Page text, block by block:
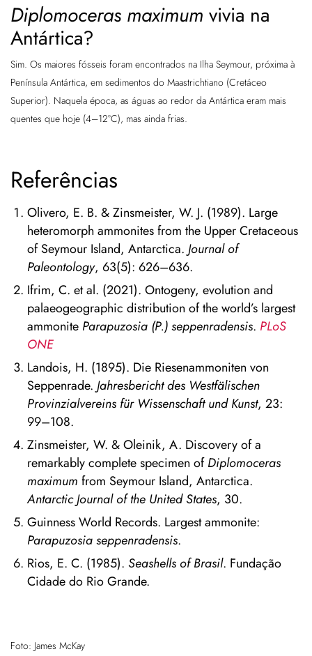
Diplomoceras maximum vivia na
Antártica?
Sim. Os maiores fósseis foram encontrados na Ilha Seymour, próxima à
Península Antártica, em sedimentos do Maastrichtiano (Cretáceo
Superior). Naquela época, as águas ao redor da Antártica eram mais
quentes que hoje (4–12°C), mas ainda frias.
Referências
Olivero, E. B. & Zinsmeister, W. J. (1989). Large
heteromorph ammonites from the Upper Cretaceous
of Seymour Island, Antarctica. Journal of
Paleontology, 63(5): 626–636.
Ifrim, C. et al. (2021). Ontogeny, evolution and
palaeogeographic distribution of the world’s largest
ammonite Parapuzosia (P.) seppenradensis. PLoS
ONE
Landois, H. (1895). Die Riesenammoniten von
Seppenrade. Jahresbericht des Westfälischen
Provinzialvereins für Wissenschaft und Kunst, 23:
99–108.
Zinsmeister, W. & Oleinik, A. Discovery of a
remarkably complete specimen ofDiplomoceras
maximum from Seymour Island, Antarctica.
Antarctic Journal of the United States, 30.
Guinness World Records. Largest ammonite:
Parapuzosia seppenradensis.
Rios, E. C. (1985). Seashells of Brasil. Fundação
Cidade do Rio Grande.
Foto: James McKay